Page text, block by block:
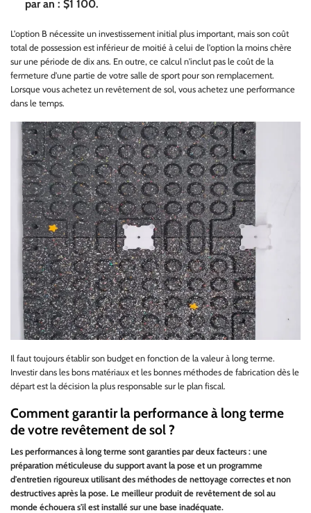
par an : $1 100.
L'option B nécessite un investissement initial plus important, mais son coût
total de possession est inférieur de moitié à celui de l'option la moins chère
sur une période de dix ans. En outre, ce calcul n'inclut pas le coût de la
fermeture d'une partie de votre salle de sport pour son remplacement.
Lorsque vous achetez un revêtement de sol, vous achetez une performance
dans le temps.
Il faut toujours établir son budget en fonction de la valeur à long terme.
Investir dans les bons matériaux et les bonnes méthodes de fabrication dès le
départ est la décision la plus responsable sur le plan fiscal.
Comment garantir la performance à long terme
de votre revêtement de sol ?
Les performances à long terme sont garanties par deux facteurs : une
préparation méticuleuse du support avant la pose et un programme
d'entretien rigoureux utilisant des méthodes de nettoyage correctes et non
destructives après la pose. Le meilleur produit de revêtement de sol au
monde échouera s'il est installé sur une base inadéquate.